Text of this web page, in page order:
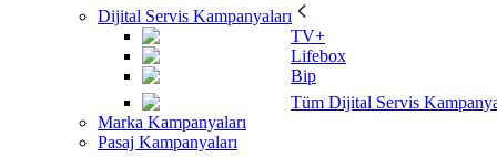
Dijital Servis Kampanyaları
TV+
Lifebox
Bip
Tüm Dijital Servis
Marka Kampanyaları
Pasaj Kampanyaları